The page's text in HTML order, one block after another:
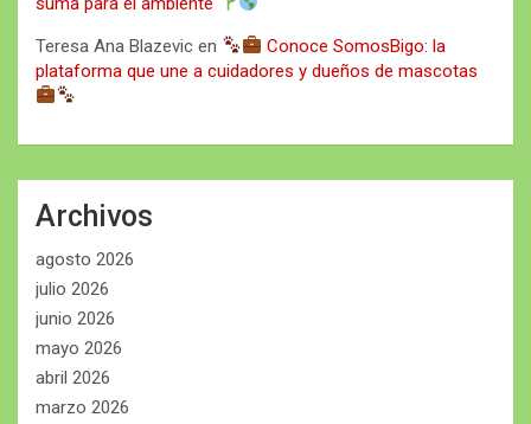
Teresa Ana Blazevic en
Conoce SomosBigo: la
plataforma que une a cuidadores y dueños de mascotas
Archivos
agosto 2026
julio 2026
junio 2026
mayo 2026
abril 2026
marzo 2026